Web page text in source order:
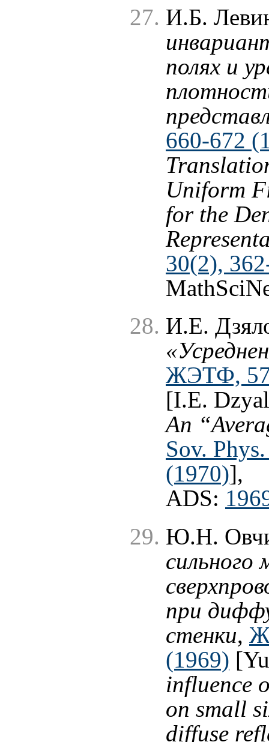
И.Б.
полях и
660-672
Uniform
for the
30(2),
И.Е.
ЖЭТФ, 57
[I.E.
An
Sov.
(1970)],
ADS:
Ю.Н.
сильного
при
стенки,
(1969)
influence
on small
diffuse